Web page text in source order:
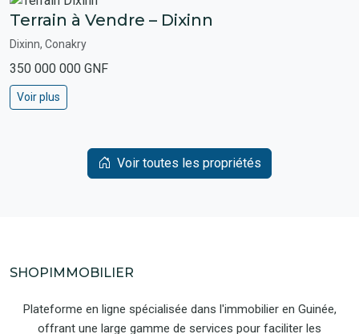
Terrain à Vendre – Dixinn
Dixinn, Conakry
350 000 000 GNF
Voir plus
Voir toutes les propriétés
SHOPIMMOBILIER
Plateforme en ligne spécialisée dans l'immobilier en Guinée,
offrant une large gamme de services pour faciliter les